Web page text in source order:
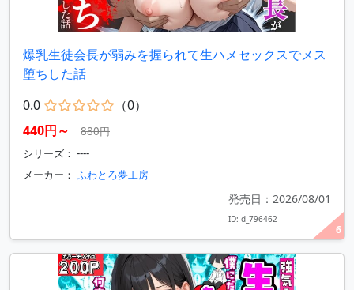
6
爆乳生徒会長が弱みを握られて生ハメセックスでメス
堕ちした話
0.0
（0）
440円～
880円
シリーズ： ----
メーカー： ふわとろ夢工房
発売日：2026/08/01
ID: d_796462